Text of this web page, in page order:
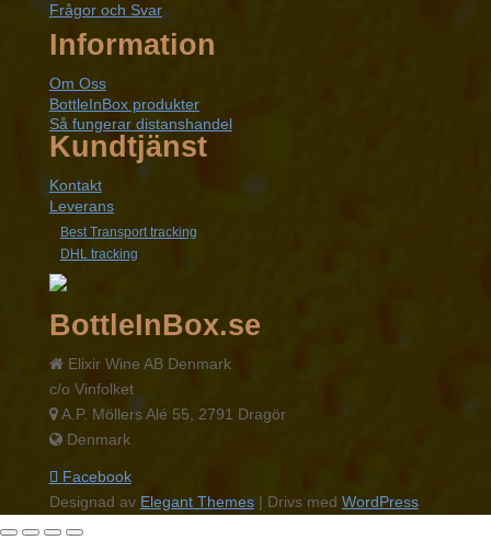
Frågor och Svar
Information
Om Oss
BottleInBox produkter
Så fungerar distanshandel
Kundtjänst
Kontakt
Leverans
Best Transport tracking
DHL tracking
BottleInBox.se
Elixir Wine AB Denmark
c/o Vinfolket
A.P. Möllers Alé 55, 2791 Dragör
Denmark
Facebook
Designad av Elegant Themes| Drivs med WordPress